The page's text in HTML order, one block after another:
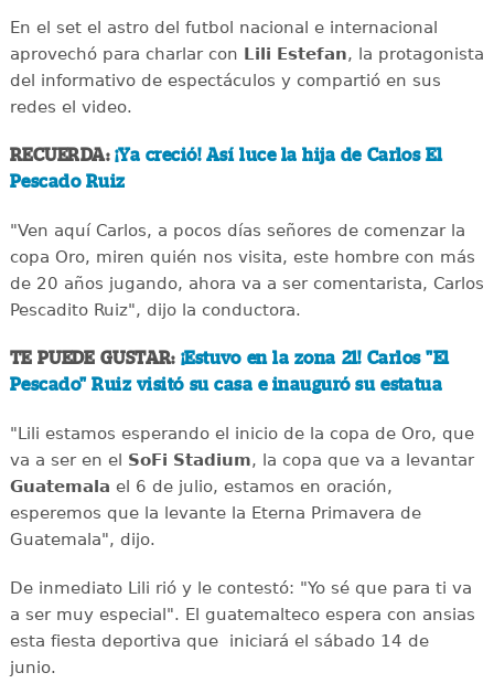
En el set el astro del futbol nacional e internacional
aprovechó para charlar con Lili Estefan, la protagonista
del informativo de espectáculos y compartió en sus
redes el video.
RECUERDA:¡Ya creció! Así luce la hija de Carlos El
Pescado Ruiz
"Ven aquí Carlos, a pocos días señores de comenzar la
copa Oro, miren quién nos visita, este hombre con más
de 20 años jugando, ahora va a ser comentarista, Carlos
Pescadito Ruiz", dijo la conductora.
TE PUEDE GUSTAR:¡Estuvo en la zona 21! Carlos "El
Pescado" Ruiz visitó su casa e inauguró su estatua
"Lili estamos esperando el inicio de la copa de Oro, que
va a ser en el SoFi Stadium, la copa que va a levantar
Guatemala el 6 de julio, estamos en oración,
esperemos que la levante la Eterna Primavera de
Guatemala", dijo.
De inmediato Lili rió y le contestó: "Yo sé que para ti va
a ser muy especial". El guatemalteco espera con ansias
esta fiesta deportiva que iniciará el sábado 14 de
junio.